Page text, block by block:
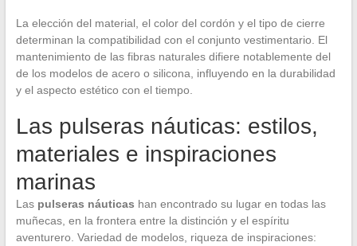
La elección del material, el color del cordón y el tipo de cierre
determinan la compatibilidad con el conjunto vestimentario. El
mantenimiento de las fibras naturales difiere notablemente del
de los modelos de acero o silicona, influyendo en la durabilidad
y el aspecto estético con el tiempo.
Las pulseras náuticas: estilos,
materiales e inspiraciones
marinas
Las pulseras náuticas han encontrado su lugar en todas las
muñecas, en la frontera entre la distinción y el espíritu
aventurero. Variedad de modelos, riqueza de inspiraciones: